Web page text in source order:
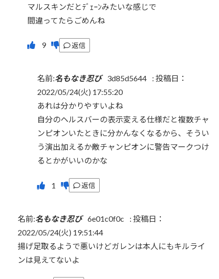
マルスキンだとﾃﾞｪｰﾝみたいな感じで
間違ってたらごめんね
返信
名前:名もなき忍び 3d85d5644 : 投稿日：
2022/05/24(火) 17:55:20
あれは分かりやすいよね
自分のヘルスバーの表示変える仕様だと複数チャ
ンピオンいたときに分かんなくなるから、そうい
う演出加えるか敵チャンピオンに警告マークつけ
るとかがいいのかな
返信
名前:名もなき忍び 6e01c0f0c : 投稿日：
2022/05/24(火) 19:51:44
揚げ足取るようで悪いけどガレンは本人にもキルライ
ンは見えてないよ